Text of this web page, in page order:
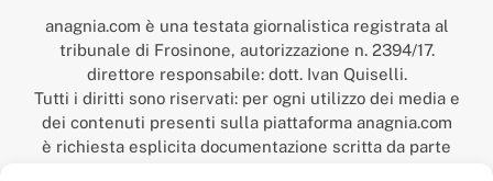
anagnia.com è una testata giornalistica registrata al
tribunale di Frosinone, autorizzazione n. 2394/17.
direttore responsabile: dott. Ivan Quiselli.
Tutti i diritti sono riservati: per ogni utilizzo dei media e
dei contenuti presenti sulla piattaforma anagnia.com
è richiesta esplicita documentazione scritta da parte